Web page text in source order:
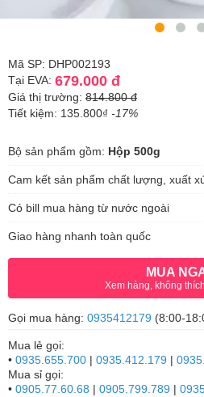
Mã SP: DHP002193
Tại EVA: 679.000 đ
Giá thị trường: 814.800 đ
Tiết kiệm: 135.800₫ -17%
Bộ sản phẩm gồm: Hộp 500g
Cam kết sản phẩm chất lượng, xuất
Có bill mua hàng từ nước ngoài
Giao hàng nhanh toàn quốc
MUA
Xem hàng, không
Gọi mua hàng: 0935412179 (8:00-
Mua lẻ gọi:
• 0935.655.700 | 0935.412.179 |
Mua sỉ gọi:
• 0905.77.60.68 | 0905.799.789 |